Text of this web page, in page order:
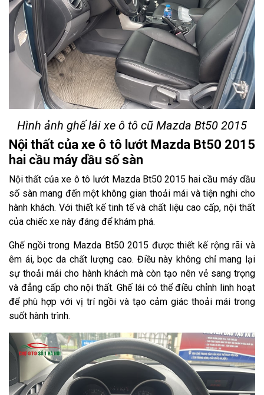
Hình ảnh ghế lái xe ô tô cũ Mazda Bt50 2015
Nội thất của xe ô tô lướt Mazda Bt50 2015
hai cầu máy dầu số sàn
Nội thất của xe ô tô lướt Mazda Bt50 2015 hai cầu máy dầu
số sàn mang đến một không gian thoải mái và tiện nghi cho
hành khách. Với thiết kế tinh tế và chất liệu cao cấp, nội thất
của chiếc xe này đáng để khám phá.
Ghế ngồi trong Mazda Bt50 2015 được thiết kế rộng rãi và
êm ái, bọc da chất lượng cao. Điều này không chỉ mang lại
sự thoải mái cho hành khách mà còn tạo nên vẻ sang trọng
và đẳng cấp cho nội thất. Ghế lái có thể điều chỉnh linh hoạt
để phù hợp với vị trí ngồi và tạo cảm giác thoải mái trong
suốt hành trình.